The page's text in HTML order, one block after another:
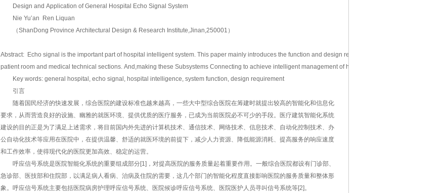
Design and Application of General Hospital Echo Signal System
Nie Yu’an Ren Liquan
（ShanDong Province Architectural Design & Research Institute,Jinan,250001）
Abstract: Echo signal is the important part of hospital intelligent system. This paper mainly introduces the function and design requirement of echo signal system,
patient room and medical technical sections. And,making these Subsystems Connecting to achieve intelligent management of hospital. At the same
Key words: general hospital, echo signal, hospital intelligence, system function, design requirement
引言
随着国民经济的快速发展，综合医院的建设标准也越来越高，一些大中型综合医院在筹建时就提出较高的智能化和信息化
要求，从而营造良好的设施、幽雅的就医环境、提供优质的医疗服务，已成为当前医院必不可少的手段。医疗建筑智能化系统
建设的目的正是为了满足上述需求，将目前国内外先进的计算机技术、通信技术、网络技术、信息技术、自动化控制技术、办
公自动化技术等应用在医院中，在提供温馨、舒适的就医环境的前提下，减少人力资源、降低能源消耗、提高服务的响应速度
和工作效率，使得现代化的医院更加高效、稳定的运营。
呼应信号系统是医院智能化系统的重要组成部分[1]，对提高医院的服务质量起着重要作用。一般综合医院都设有门诊部、
急诊部、医技部和住院部，以满足病人看病、治病及住院的需要，这几个部门的智能化程度直接影响医院的服务质量和整体形
象。呼应信号系统主要包括医院病房护理呼应信号系统、医院候诊呼应信号系统、医院医护人员寻叫信号系统等[2]。